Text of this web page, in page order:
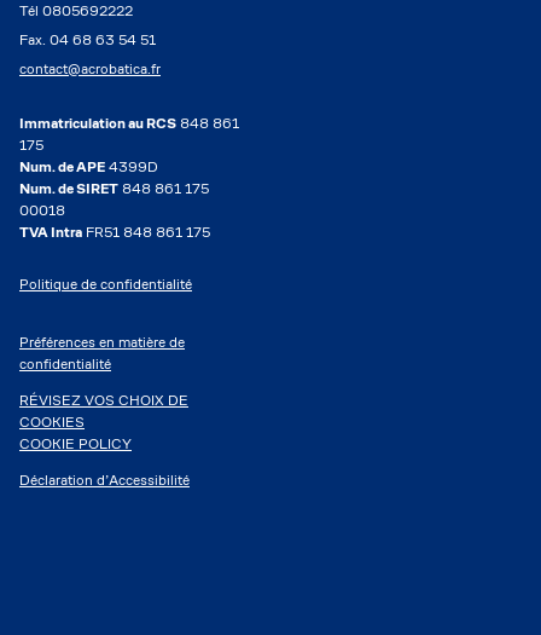
Tél 0805692222
Fax. 04 68 63 54 51
contact@acrobatica.fr
Immatriculation au RCS 848 861
175
Num. de APE 4399D
Num. de SIRET 848 861 175
00018
TVA Intra FR51 848 861 175
Politique de confidentialité
Préférences en matière de
confidentialité
RÉVISEZ VOS CHOIX DE
COOKIES
COOKIE POLICY
Déclaration d’Accessibilité